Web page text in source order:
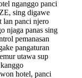
nganggo panci
sing digawe
lan panci njero
njaga panas sing
pemanasan
pangaturan
utawa sup
hotel, panci